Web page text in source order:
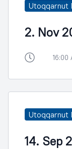
Utoqqarnut
2. Nov
Utoqqarnut
14. Sep